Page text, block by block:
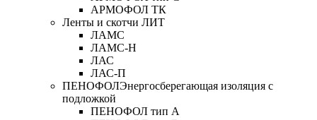
АРМОФОЛ ТК
Ленты и скотчи ЛИТ
ЛАМС
ЛАМС-Н
ЛАС
ЛАС-П
ПЕНОФОЛЭнергосберегающая изоляция с
подложкой
ПЕНОФОЛ тип А